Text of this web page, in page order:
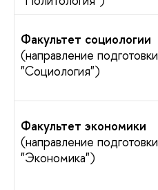
Факультет социологии
(направление подготовки
"Социология")
Факультет экономики
(направление подготовки
"Экономика")